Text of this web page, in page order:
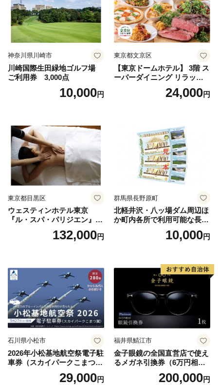
神奈川県川崎市
川崎国際生田緑地ゴルフ場
ご利用券 3,000点
10,000円
東京都文京区
【東京ドームホテル】 3階 ス
ーパーダイニング リラッサ
ランチブッフェ お食事券 大
人1名様分 関東 東京 ご利用
24,000円
東京都目黒区
ウェスティンホテル東京
『ル・スパ・パリジエン』選
べるボディセラピー90分/1名
132,000円
群馬県長野原町
北軽井沢・八ッ場ダム周辺ほ
か町内各所で利用可能な長野
原町ふるさと感謝券（3,000
円分）【トラベル 観光 旅行
10,000円
石川県小松市
2026年小松基地航空祭電子駐
車券（スカイパークこまつ
翼） 駐車場 シャトルバスの
りばすぐ 石川県 小松市
29,000円
福井県鯖江市
金子眼鏡の全国直営店で使え
るメガネ引換券（6万円相
当） Platinum200,000円